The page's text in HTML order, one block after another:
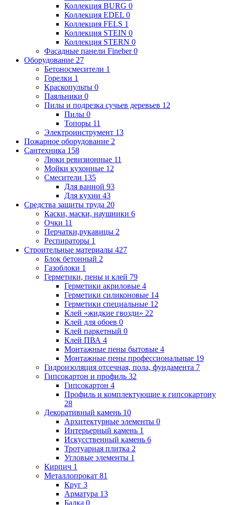
Коллекция BURG 0
Коллекция EDEL 0
Коллекция FELS 1
Коллекция STEIN 0
Коллекция STERN 0
Фасадные панели Fineber0
Оборудование 27
Бетоносмесители 1
Горелки 1
Краскопульты 0
Паяльники 0
Пилы и подрезка сучьев деревьев 12
Пилы 0
Топоры 11
Электроинструмент 13
Пожарное оборудование 2
Сантехника 158
Люки ревизионные 11
Мойки кухонные 12
Смесители 135
Для ванной 93
Для кухни 43
Средства защиты труда 20
Каски, маски, наушники 6
Очки 11
Перчатки,рукавицы 2
Респираторы 1
Строительные материалы 427
Блок бетонный 2
Газоблоки 1
Герметики, пены и клей 79
Герметики акриловые 4
Герметики силиконовые 14
Герметики специальные 12
Клей «жидкие гвозди» 22
Клей для обоев 0
Клей паркетный 0
Клей ПВА 4
Монтажные пены бытовые 4
Монтажные пены профессиональные 19
Гидроизоляция отсечная, пола, фундамента 7
Гипсокартон и профиль 32
Гипсокартон 4
Профиль и комплектующие к гипсокартону
28
Декоративный камень 10
Архитектурные элементы 0
Интерьерный камень 1
Искусственный камень 6
Тротуарная плитка 2
Угловые элементы 1
Кирпич 1
Металлопрокат 81
Круг 3
Арматура 13
Балка 0